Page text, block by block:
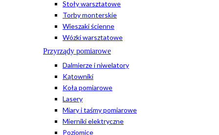
Stoły warsztatowe
Torby monterskie
Wieszaki ścienne
Wózki warsztatowe
Przyrządy pomiarowe
Dalmierze i niwelatory
Kątowniki
Koła pomiarowe
Lasery
Miary i taśmy pomiarowe
Mierniki elektryczne
Poziomice